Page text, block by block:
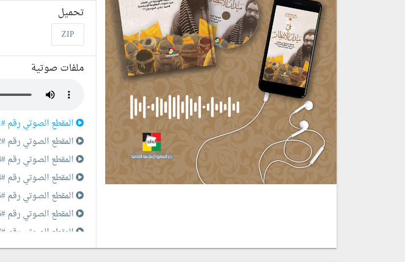
تحميل
ZIP
ملفات صوتية
المقطع الصوتي رقم #1
المقطع الصوتي رقم #2
المقطع الصوتي رقم #3
المقطع الصوتي رقم #4
المقطع الصوتي رقم #5
المقطع الصوتي رقم #6
المقطع الصوتي رقم #7
المقطع الصوتي رقم #8